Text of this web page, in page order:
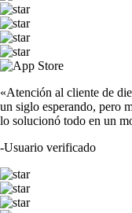
«Atención al cliente de
un siglo esperando, pero
lo solucionó todo en un
-Usuario verificado